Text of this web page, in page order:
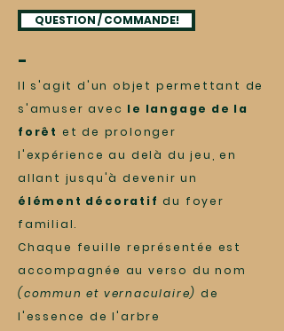
-
Il s'agit d'un objet permettant de
s'amuser avec le langage de la
forêt et de prolonger
l'expérience au delà du jeu, en
allant jusqu'à devenir un
élément décoratif du foyer
familial.
Chaque feuille représentée est
accompagnée au verso du nom
(commun et vernaculaire) de
l'essence de l'arbre
QUESTION / COMMANDE!